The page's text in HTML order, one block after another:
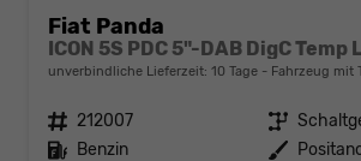
Fiat Panda
ICON 5S PDC 5"-DAB DigC Temp
unverbindliche Lieferzeit: 10 Tage Fahrzeug mit
Fahrzeugnr. 212007 Getriebe
Kraftstoff Benzin Außenfarbe